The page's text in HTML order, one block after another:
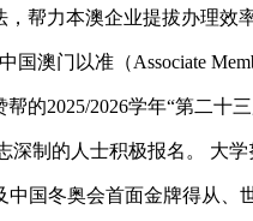
力本澳企业提拔办理效
澳门以准（Associate
2025/2026学年“第二十三
制的人士积极报名。 大学
国冬奥会首面金牌得从、